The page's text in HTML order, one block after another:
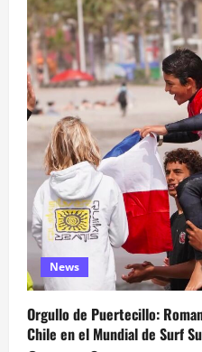
News
Orgullo de Puertecillo:
Chile en el Mundial de Surf